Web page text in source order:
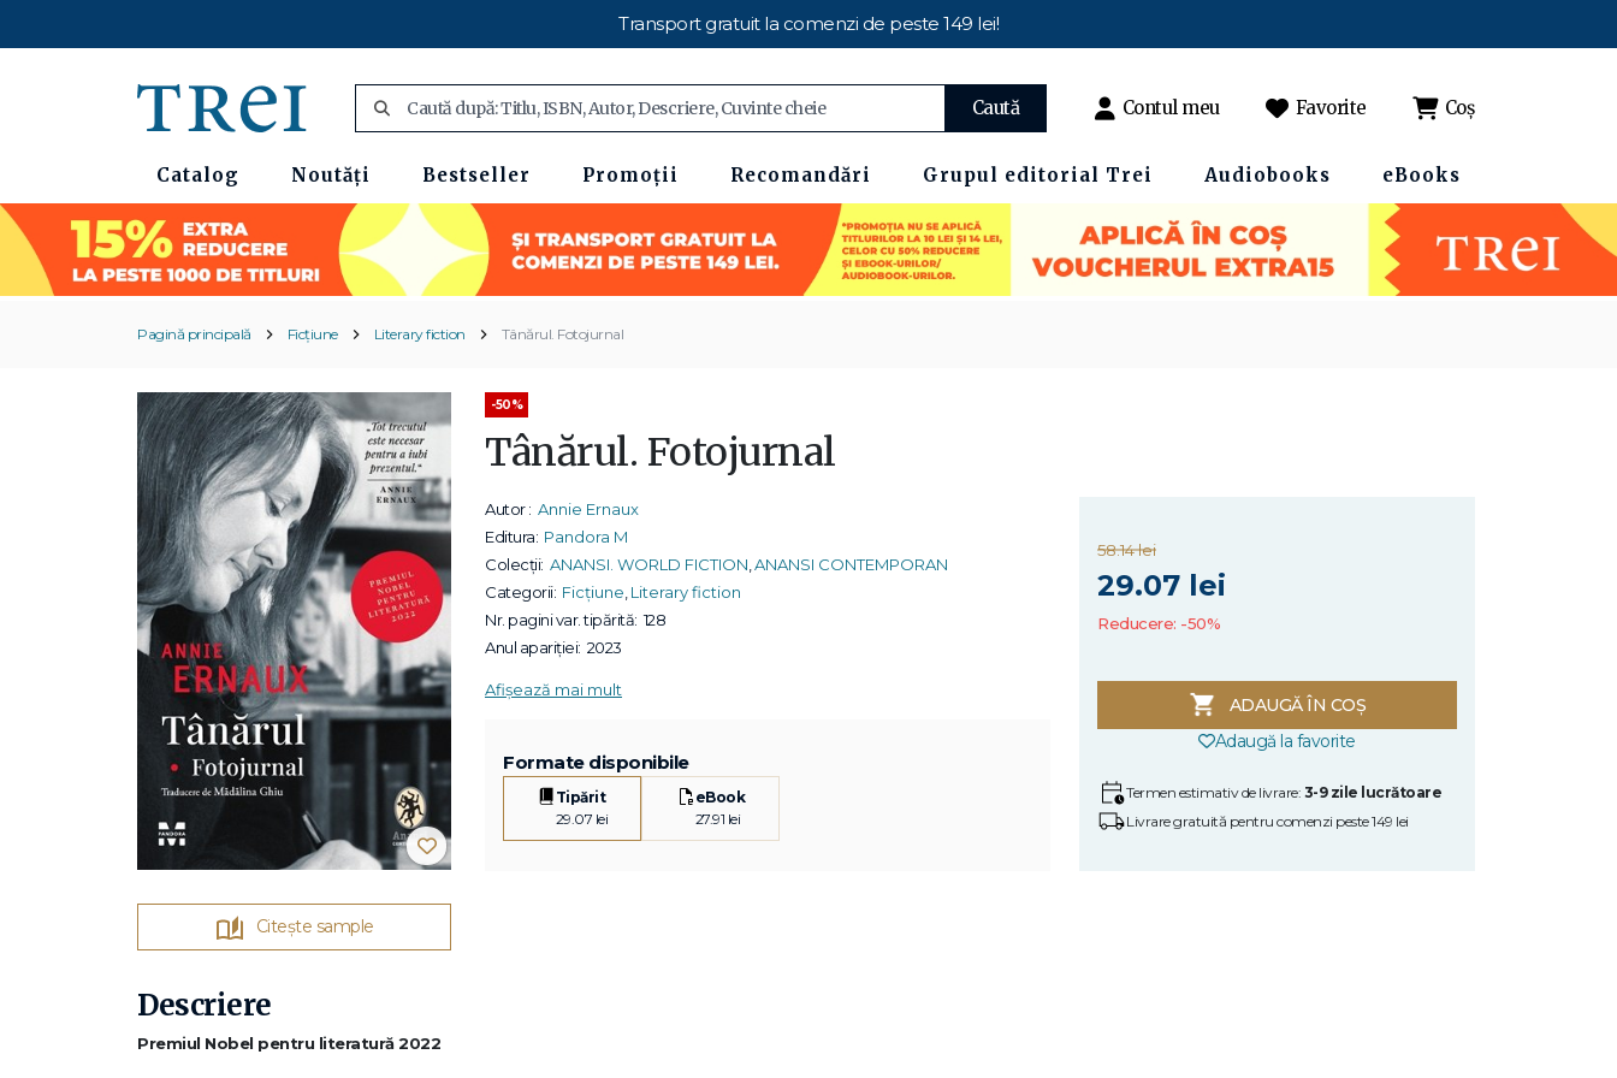
Transport gratuit la comenzi de peste 149 lei!
Caută Contul meu Favorite Coș
Catalog Noutăți Bestseller Promoții Recomandări Grupul editorial Trei Audiobooks eBooks
Pagină principală Ficțiune Literary fiction Tânărul. Fotojurnal
Citește sample
-50%
Tânărul. Fotojurnal
Autor : Annie Ernaux
Editura: Pandora M
Colecții: ANANSI. WORLD FICTION ANANSI CONTEMPORAN
Categorii: Ficțiune Literary fiction
Nr. pagini var. tipărită: 128
Anul apariției: 2023
Afișează mai mult
Formate disponibile
Tipărit
29.07 lei
eBook
27.91 lei
58.14 lei
29.07 lei
Reducere: -50%
ADAUGĂ ÎN COȘ
Adaugă la favorite
Termen estimativ de livrare: 3-9 zile lucrătoare
Livrare gratuită pentru comenzi peste 149 lei
Descriere
Premiul Nobel pentru literatură 2022